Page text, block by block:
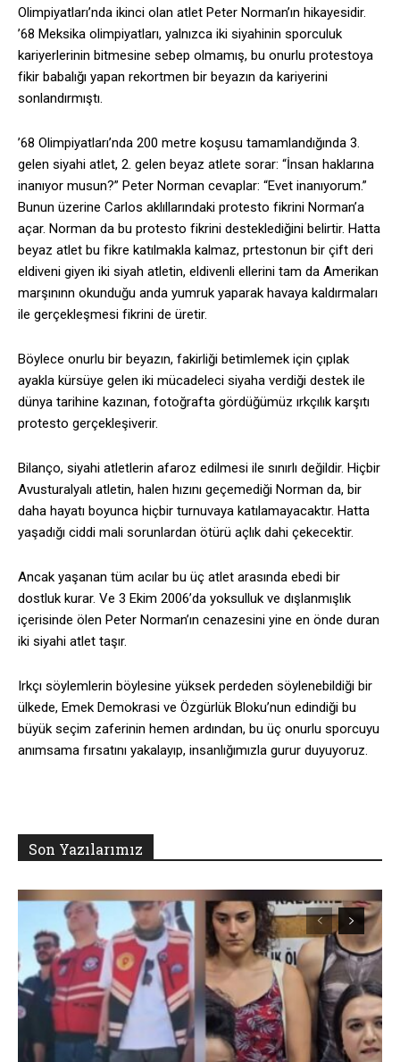
Olimpiyatları’nda ikinci olan atlet Peter Norman’ın hikayesidir.
’68 Meksika olimpiyatları, yalnızca iki siyahinin sporculuk
kariyerlerinin bitmesine sebep olmamış, bu onurlu protestoya
fikir babalığı yapan rekortmen bir beyazın da kariyerini
sonlandırmıştı.
’68 Olimpiyatları’nda 200 metre koşusu tamamlandığında 3.
gelen siyahi atlet, 2. gelen beyaz atlete sorar: “İnsan haklarına
inanıyor musun?” Peter Norman cevaplar: “Evet inanıyorum.”
Bunun üzerine Carlos aklıllarındaki protesto fikrini Norman’a
açar. Norman da bu protesto fikrini desteklediğini belirtir. Hatta
beyaz atlet bu fikre katılmakla kalmaz, prtestonun bir çift deri
eldiveni giyen iki siyah atletin, eldivenli ellerini tam da Amerikan
marşınınn okunduğu anda yumruk yaparak havaya kaldırmaları
ile gerçekleşmesi fikrini de üretir.
Böylece onurlu bir beyazın, fakirliği betimlemek için çıplak
ayakla kürsüye gelen iki mücadeleci siyaha verdiği destek ile
dünya tarihine kazınan, fotoğrafta gördüğümüz ırkçılık karşıtı
protesto gerçekleşiverir.
Bilanço, siyahi atletlerin afaroz edilmesi ile sınırlı değildir. Hiçbir
Avusturalyalı atletin, halen hızını geçemediği Norman da, bir
daha hayatı boyunca hiçbir turnuvaya katılamayacaktır. Hatta
yaşadığı ciddi mali sorunlardan ötürü açlık dahi çekecektir.
Ancak yaşanan tüm acılar bu üç atlet arasında ebedi bir
dostluk kurar. Ve 3 Ekim 2006’da yoksulluk ve dışlanmışlık
içerisinde ölen Peter Norman’ın cenazesini yine en önde duran
iki siyahi atlet taşır.
Irkçı söylemlerin böylesine yüksek perdeden söylenebildiği bir
ülkede, Emek Demokrasi ve Özgürlük Bloku’nun edindiği bu
büyük seçim zaferinin hemen ardından, bu üç onurlu sporcuyu
anımsama fırsatını yakalayıp, insanlığımızla gurur duyuyoruz.
Son Yazılarımız